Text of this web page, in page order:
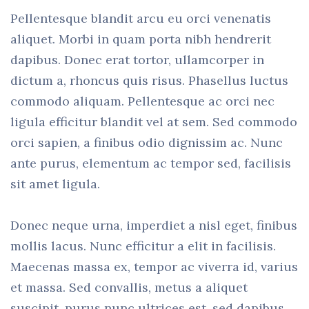
Pellentesque blandit arcu eu orci venenatis
aliquet. Morbi in quam porta nibh hendrerit
dapibus. Donec erat tortor, ullamcorper in
dictum a, rhoncus quis risus. Phasellus luctus
commodo aliquam. Pellentesque ac orci nec
ligula efficitur blandit vel at sem. Sed commodo
orci sapien, a finibus odio dignissim ac. Nunc
ante purus, elementum ac tempor sed, facilisis
sit amet ligula.
Donec neque urna, imperdiet a nisl eget, finibus
mollis lacus. Nunc efficitur a elit in facilisis.
Maecenas massa ex, tempor ac viverra id, varius
et massa. Sed convallis, metus a aliquet